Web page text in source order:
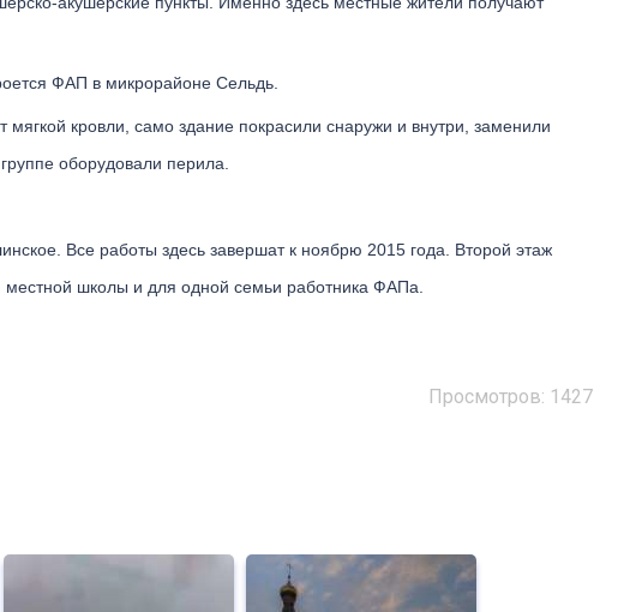
ФАП в микрорайоне Сельдь.
кровли, само здание покрасили снаружи и внутри, заменили
оборудовали перила.
Все работы здесь завершат к ноябрю 2015 года. Второй этаж
школы и для одной семьи работника ФАПа.
Просмотров: 1427